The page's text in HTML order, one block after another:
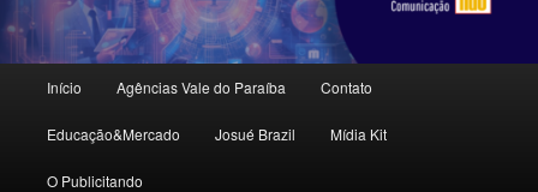
principal
Início Agências Vale do Paraíba Contato
Educação&Mercado Josué Brazil Mídia Kit
O Publicitando